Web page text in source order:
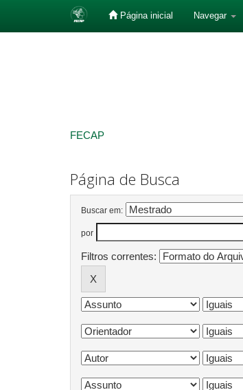
Página inicial Navegar
FECAP
Página de Busca
Buscar em:
por
Filtros correntes: